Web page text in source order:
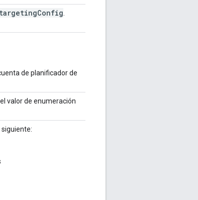
de planificador de
el valor de enumeración